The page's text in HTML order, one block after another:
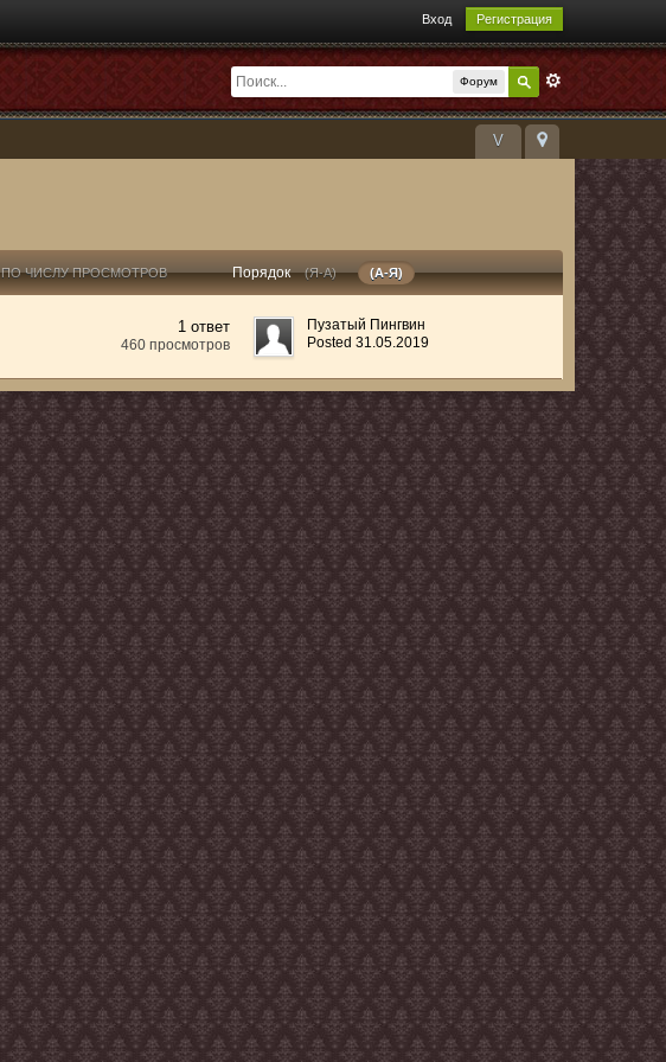
Вход Регистрация
Форум
V
ПО ЧИСЛУ ПРОСМОТРОВ Порядок (Я-А) (А-Я)
1 ответ
460 просмотров
Пузатый Пингвин
Posted 31.05.2019